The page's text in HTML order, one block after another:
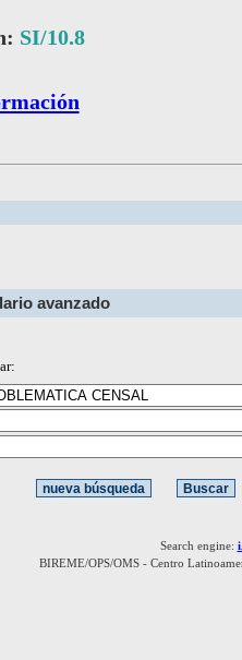
SI/10.8
avanzado
Search engine:
BIREME/OPS/OMS - Centro